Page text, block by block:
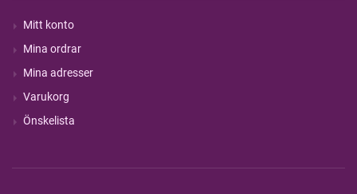
Mitt konto
Mina ordrar
Mina adresser
Varukorg
Önskelista